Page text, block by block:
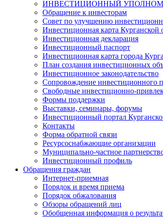
ИНВЕСТИЦИОННЫЙ
Обращение к инвесторам
Совет по улучшению
Инвестиционная карта Курганской
Инвестиционная декларация
Инвестиционный паспорт
Инвестиционная карта города
План создания инвестиционных
Инвестиционное законодательство
Сопровождение инвестиционного
Свободные инвестиционно-
Формы поддержки
Выставки, семинары, форумы
Инвестиционный портал
Контакты
Форма обратной связи
Ресурсоснабжающие организации
Муниципально-частное
Инвестиционный профиль
Обращения граждан
Интернет-приемная
Порядок и время приема
Порядок обжалования
Обзоры обращений лиц
Обобщенная информация о